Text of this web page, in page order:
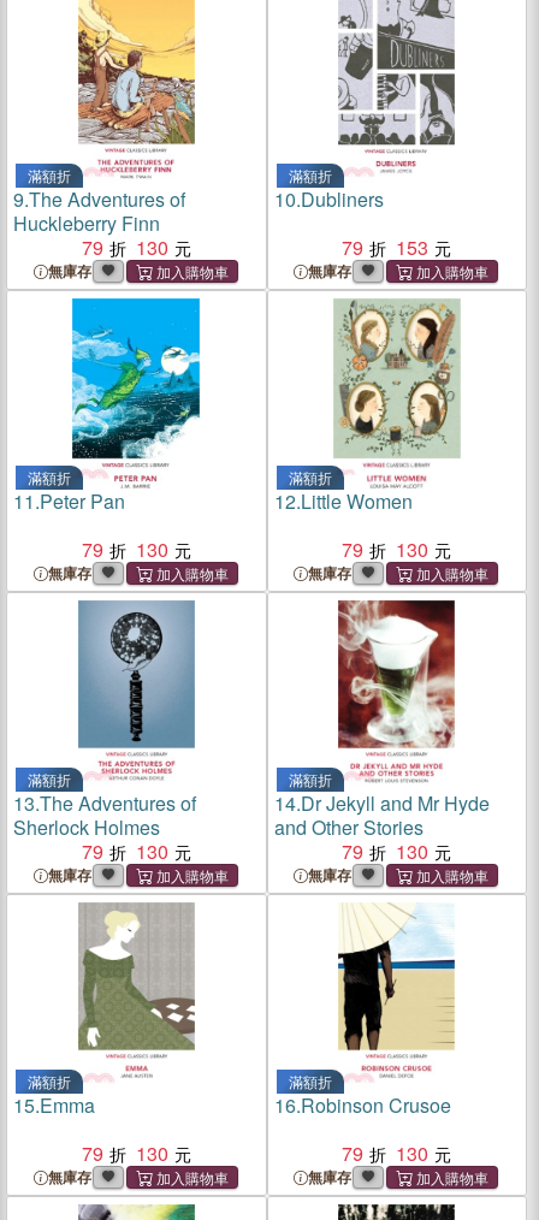
滿額折
9.The Adventures of
Huckleberry Finn
79
130
無庫存
滿額折
10.Dubliners
79
153
無庫存
滿額折
11.Peter Pan
79
130
無庫存
滿額折
12.Little Women
79
130
無庫存
滿額折
13.The Adventures of
Sherlock Holmes
79
130
無庫存
滿額折
14.Dr Jekyll and Mr Hyde
and Other Stories
79
130
無庫存
滿額折
15.Emma
79
130
無庫存
滿額折
16.Robinson Crusoe
79
130
無庫存